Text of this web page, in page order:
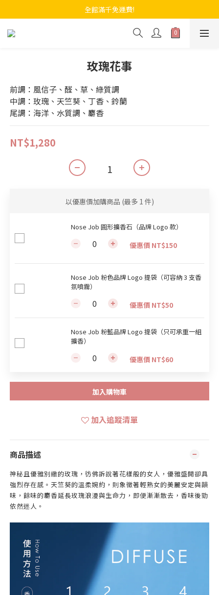
全館滿千免運費!
玫瑰花事
前調：風信子、醛、草、綠質調
中調：玫瑰、天竺葵、丁香、鈴蘭
尾調：海洋、水質調、麝香
NT$1,280
以優惠價加購商品 (最多 1 件)
Nose Job 圓形擴香石（品牌 Logo 款）
優惠價 NT$150
Nose Job 粉色品牌 Logo 提袋（可容納 3 支香
氛噴霧）
優惠價 NT$50
Nose Job 粉藍品牌 Logo 提袋（只可承重一組
擴香）
優惠價 NT$60
加入購物車
加入追蹤清單
商品描述
神秘且優雅別繳的玫瑰，彷佛訴說著花樣般的女人，優雅盛開卻具
強烈存在感。天竺葵的溫柔婉約，則象徵著輕熟女的美麗安定與韻
味，餘味的麝香延長玫瑰浪漫與生命力，即便漸漸散去，香味後勁
依然迷人。